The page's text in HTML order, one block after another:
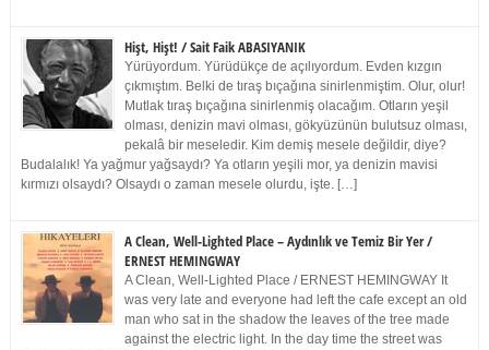
Hişt, Hişt! / Sait Faik ABASIYANIK
Yürüyordum. Yürüdükçe de açılıyordum. Evden kızgın
çıkmıştım. Belki de tıraş bıçağına sinirlenmiştim. Olur, olur!
Mutlak tıraş bıçağına sinirlenmiş olacağım. Otların yeşil
olması, denizin mavi olması, gökyüzünün bulutsuz olması,
pekalâ bir meseledir. Kim demiş mesele değildir, diye?
Budalalık! Ya yağmur yağsaydı? Ya otların yeşili mor, ya denizin mavisi
kırmızı olsaydı? Olsaydı o zaman mesele olurdu, işte. […]
A Clean, Well-Lighted Place – Aydınlık ve Temiz Bir Yer /
ERNEST HEMINGWAY
A Clean, Well-Lighted Place / ERNEST HEMINGWAY It
was very late and everyone had left the cafe except an old
man who sat in the shadow the leaves of the tree made
against the electric light. In the day time the street was